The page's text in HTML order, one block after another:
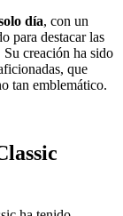
día, con un
para destacar las
Su creación ha sido
que
tan emblemático.